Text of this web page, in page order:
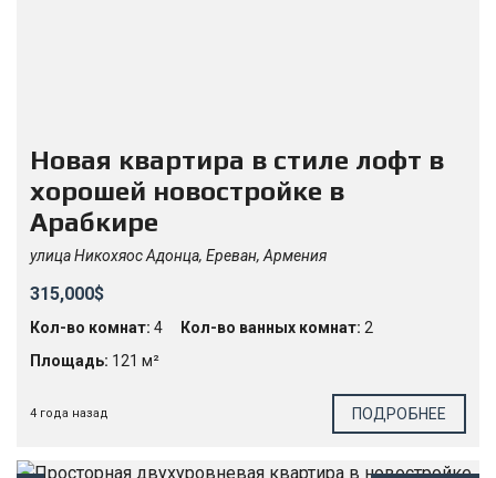
Новая квартира в стиле лофт в
хорошей новостройке в
Арабкире
улица Никохяос Адонца, Ереван, Армения
315,000$
Кол-во комнат: 4 Кол-во ванных комнат: 2
Площадь: 121 м²
4 года назад ПОДРОБНЕЕ